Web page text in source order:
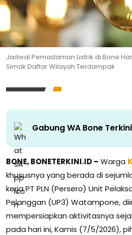
Jadwal Pemadaman Listrik di Bone
Simak Daftar Wilayah Terdampak
Gabung WA Bone Terkini
BONE, BONETERKINI.ID – Warga
khususnya yang berada di
kerja PT PLN (Persero) Unit
Pelanggan (UP3) Watampone,
mempersiapkan aktivitasnya
pada hari ini, Kamis (7/5/2026),